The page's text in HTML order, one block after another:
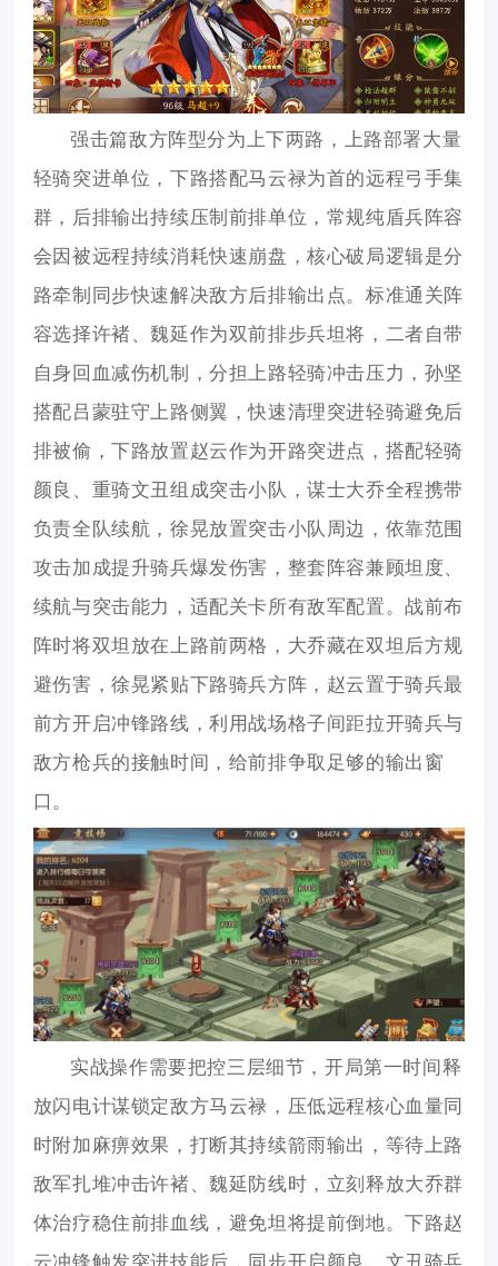
强击篇敌方阵型分为上下两路，上路部署大量
轻骑突进单位，下路搭配马云禄为首的远程弓手集
群，后排输出持续压制前排单位，常规纯盾兵阵容
会因被远程持续消耗快速崩盘，核心破局逻辑是分
路牵制同步快速解决敌方后排输出点。标准通关阵
容选择许褚、魏延作为双前排步兵坦将，二者自带
自身回血减伤机制，分担上路轻骑冲击压力，孙坚
搭配吕蒙驻守上路侧翼，快速清理突进轻骑避免后
排被偷，下路放置赵云作为开路突进点，搭配轻骑
颜良、重骑文丑组成突击小队，谋士大乔全程携带
负责全队续航，徐晃放置突击小队周边，依靠范围
攻击加成提升骑兵爆发伤害，整套阵容兼顾坦度、
续航与突击能力，适配关卡所有敌军配置。战前布
阵时将双坦放在上路前两格，大乔藏在双坦后方规
避伤害，徐晃紧贴下路骑兵方阵，赵云置于骑兵最
前方开启冲锋路线，利用战场格子间距拉开骑兵与
敌方枪兵的接触时间，给前排争取足够的输出窗
口。
实战操作需要把控三层细节，开局第一时间释
放闪电计谋锁定敌方马云禄，压低远程核心血量同
时附加麻痹效果，打断其持续箭雨输出，等待上路
敌军扎堆冲击许褚、魏延防线时，立刻释放大乔群
体治疗稳住前排血线，避免坦将提前倒地。下路赵